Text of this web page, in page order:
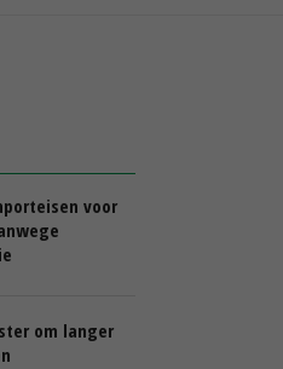
voor
om langer